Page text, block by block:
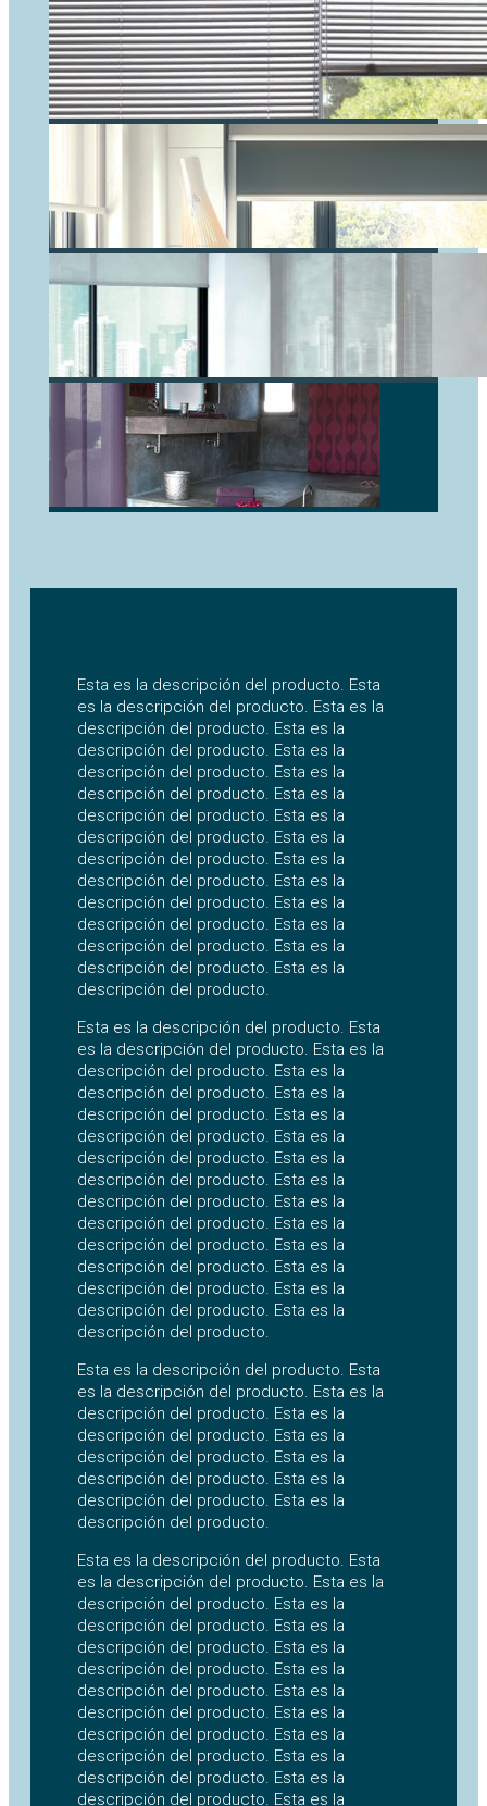
Esta es la descripción del producto. Esta
es la descripción del producto. Esta es la
descripción del producto. Esta es la
descripción del producto. Esta es la
descripción del producto. Esta es la
descripción del producto. Esta es la
descripción del producto. Esta es la
descripción del producto. Esta es la
descripción del producto. Esta es la
descripción del producto. Esta es la
descripción del producto. Esta es la
descripción del producto. Esta es la
descripción del producto. Esta es la
descripción del producto. Esta es la
descripción del producto.
Esta es la descripción del producto. Esta
es la descripción del producto. Esta es la
descripción del producto. Esta es la
descripción del producto. Esta es la
descripción del producto. Esta es la
descripción del producto. Esta es la
descripción del producto. Esta es la
descripción del producto. Esta es la
descripción del producto. Esta es la
descripción del producto. Esta es la
descripción del producto. Esta es la
descripción del producto. Esta es la
descripción del producto. Esta es la
descripción del producto. Esta es la
descripción del producto.
Esta es la descripción del producto. Esta
es la descripción del producto. Esta es la
descripción del producto. Esta es la
descripción del producto. Esta es la
descripción del producto. Esta es la
descripción del producto. Esta es la
descripción del producto. Esta es la
descripción del producto.
Esta es la descripción del producto. Esta
es la descripción del producto. Esta es la
descripción del producto. Esta es la
descripción del producto. Esta es la
descripción del producto. Esta es la
descripción del producto. Esta es la
descripción del producto. Esta es la
descripción del producto. Esta es la
descripción del producto. Esta es la
descripción del producto. Esta es la
descripción del producto. Esta es la
descripción del producto. Esta es la